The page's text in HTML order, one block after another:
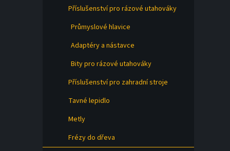
Příslušenství pro rázové utahováky
Průmyslové hlavice
Adaptéry a nástavce
Bity pro rázové utahováky
Příslušenství pro zahradní stroje
Tavné lepidlo
Metly
Frézy do dřeva